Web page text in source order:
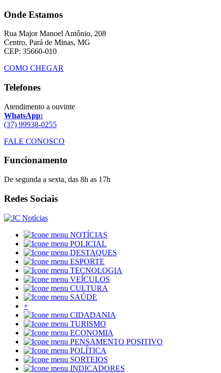
Onde Estamos
Rua Major Manoel Antônio, 208
Centro, Pará de Minas, MG
CEP: 35660-010
COMO CHEGAR
Telefones
Atendimento a ouvinte
WhatsApp:
(37) 99938-0255
FALE CONOSCO
Funcionamento
De segunda a sexta, das 8h as 17h
Redes Sociais
NOTÍCIAS
POLICIAL
DESTAQUES
ESPORTE
TECNOLOGIA
VEÍCULOS
CULTURA
SAÚDE
+
CIDADANIA
TURISMO
ECONOMIA
PENSAMENTO POSITIVO
POLÍTICA
SORTEIOS
INDICADORES